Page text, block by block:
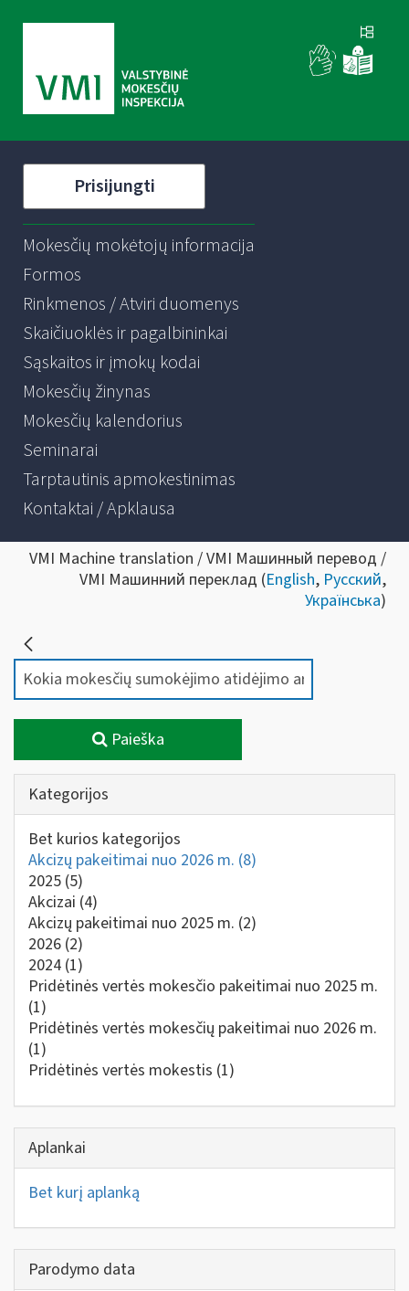
Prisijungti
Mokesčių mokėtojų informacija
Formos
Rinkmenos / Atviri duomenys
Skaičiuoklės ir pagalbininkai
Sąskaitos ir įmokų kodai
Mokesčių žinynas
Mokesčių kalendorius
Seminarai
Tarptautinis apmokestinimas
Kontaktai / Apklausa
VMI Machine translation / VMI Машинный перевод /
VMI Машинний переклад (English, Русский,
Українська)
Paieška
Kategorijos
Bet kurios kategorijos
Akcizų pakeitimai nuo 2026 m. (8)
2025 (5)
Akcizai (4)
Akcizų pakeitimai nuo 2025 m. (2)
2026 (2)
2024 (1)
Pridėtinės vertės mokesčio pakeitimai nuo 2025 m.
(1)
Pridėtinės vertės mokesčių pakeitimai nuo 2026 m.
(1)
Pridėtinės vertės mokestis (1)
Aplankai
Bet kurį aplanką
Parodymo data